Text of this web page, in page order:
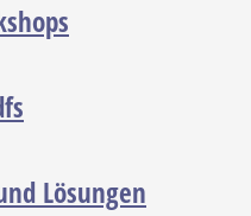
Lösungen